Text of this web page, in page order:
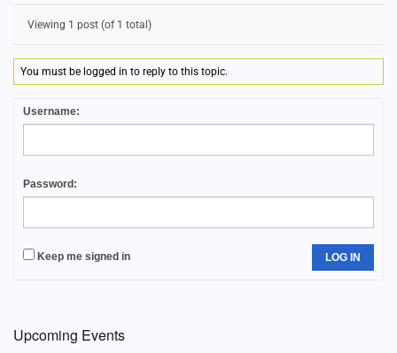
Viewing 1 post (of 1 total)
You must be logged in to reply to this topic.
Username:
Password:
Keep me signed in LOG IN
Upcoming Events